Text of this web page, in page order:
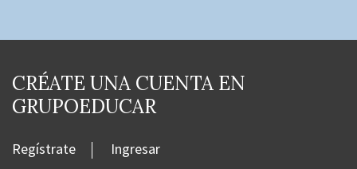
CRÉATE UNA CUENTA EN
GRUPOEDUCAR
Regístrate Ingresar